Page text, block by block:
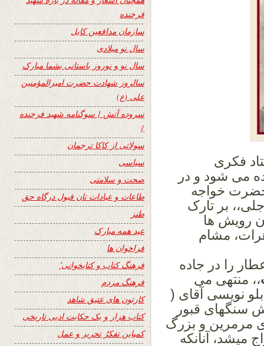
فکری
می شود و در
حضرت خواجه
جلی،، بر تارک
رویش ها
مشام
را در جاده
،، منتهی می
نویسی آقای (
سنگهای قبور
مرمرین و بزرگ
میشد، آنانکه
فرخنده
سازمان مدافعین کابل
سال نو میلادی
سال نو و نوروز باستانی بشما مبارک
سالروز شهادت حضرت امیرالمؤمنین
علی (ع)
سروده آتش { سوگنامه شهید فرخنده
}
سولاتی از کاکا ترجمان
سیاسی
صحت و سلامتی
طاعات و عبادات تان قبول درگاه حق
طنز
عید همه مبارک
فراخوان ها
فرهنگ کتاب و کتابخوانی٬
فرهنگ مردم
کارتون های عتیق شاهد
کتاب هزار و یک حکایت ادبی تاریخی
کمپاین تفکرُ تحریر و عمل